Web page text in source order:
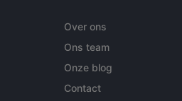
Over ons
Ons team
Onze blog
Contact